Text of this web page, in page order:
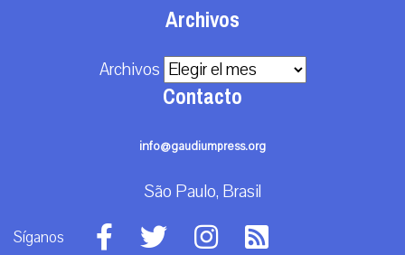
Archivos
Archivos
Contacto
info@gaudiumpress.org
São Paulo, Brasil
Síganos